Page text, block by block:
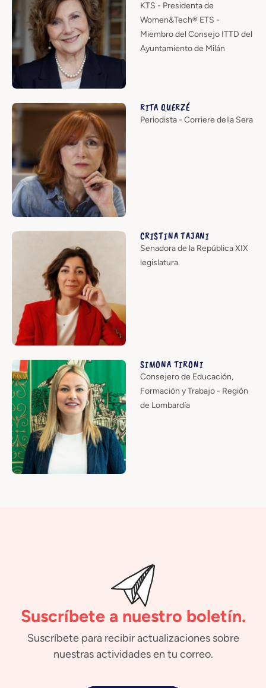
KTS - Presidenta de
Women&Tech® ETS -
Miembro del Consejo ITTD del
Ayuntamiento de Milán
RITA QUERZÉ
Periodista - Corriere della Sera
CRISTINA TAJANI
Senadora de la República XIX
legislatura.
SIMONA TIRONI
Consejero de Educación,
Formación y Trabajo - Región
de Lombardía
Suscríbete a nuestro boletín.
Suscríbete para recibir actualizaciones sobre
nuestras actividades en tu correo.